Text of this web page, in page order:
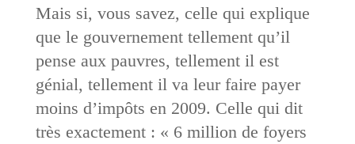
Mais si, vous savez, celle qui explique
que le gouvernement tellement qu’il
pense aux pauvres, tellement il est
génial, tellement il va leur faire payer
moins d’impôts en 2009. Celle qui dit
très exactement : « 6 million de foyers